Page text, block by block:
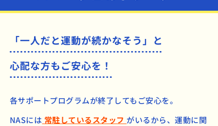
「一人だと運動が続かなそう」と
心配な方もご安心を！
各サポートプログラムが終了してもご安心を。
NASには 常駐しているスタッフ がいるから、運動に関